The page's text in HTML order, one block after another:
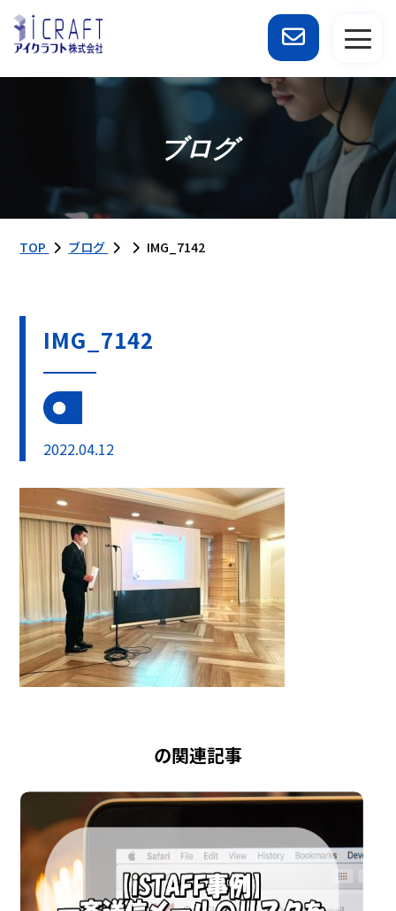
ブログ
TOP ブログ IMG_7142
IMG_7142
2022.04.12
の関連記事